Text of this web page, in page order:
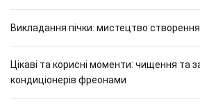
Викладання пічки: мистецтво
Цікаві та корисні моменти: чищення та
кондиціонерів фреонами